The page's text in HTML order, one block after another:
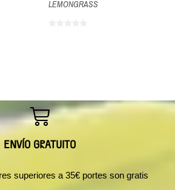
LEMONGRASS
ENVÍO GRATUITO
superiores a 35€ portes son gratis